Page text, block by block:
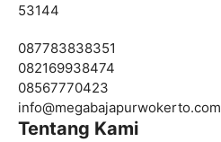
53144
087783838351
082169938474
08567770423
info@megabajapurwokerto.com
Tentang Kami